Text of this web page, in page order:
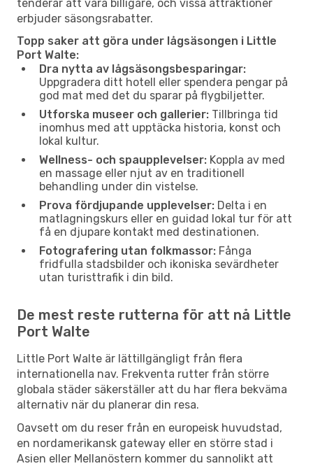
tenderar att vara billigare, och vissa attraktioner
erbjuder säsongsrabatter.
Topp saker att göra under lågsäsongen i Little
Port Walte:
Dra nytta av lågsäsongsbesparingar:
Uppgradera ditt hotell eller spendera pengar på
god mat med det du sparar på flygbiljetter.
Utforska museer och gallerier: Tillbringa tid
inomhus med att upptäcka historia, konst och
lokal kultur.
Wellness- och spaupplevelser: Koppla av med
en massage eller njut av en traditionell
behandling under din vistelse.
Prova fördjupande upplevelser: Delta i en
matlagningskurs eller en guidad lokal tur för att
få en djupare kontakt med destinationen.
Fotografering utan folkmassor: Fånga
fridfulla stadsbilder och ikoniska sevärdheter
utan turisttrafik i din bild.
De mest reste rutterna för att nå Little
Port Walte
Little Port Walte är lättillgängligt från flera
internationella nav. Frekventa rutter från större
globala städer säkerställer att du har flera bekväma
alternativ när du planerar din resa.
Oavsett om du reser från en europeisk huvudstad,
en nordamerikansk gateway eller en större stad i
Asien eller Mellanöstern kommer du sannolikt att